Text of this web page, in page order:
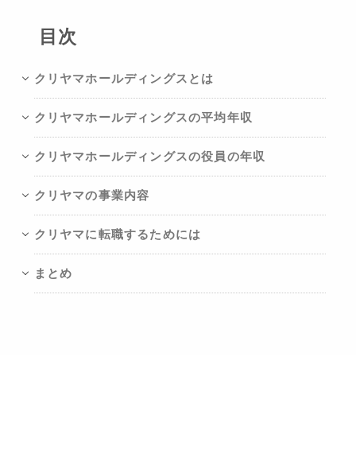
目次
クリヤマホールディングスとは
クリヤマホールディングスの平均年収
クリヤマホールディングスの役員の年収
クリヤマの事業内容
クリヤマに転職するためには
まとめ